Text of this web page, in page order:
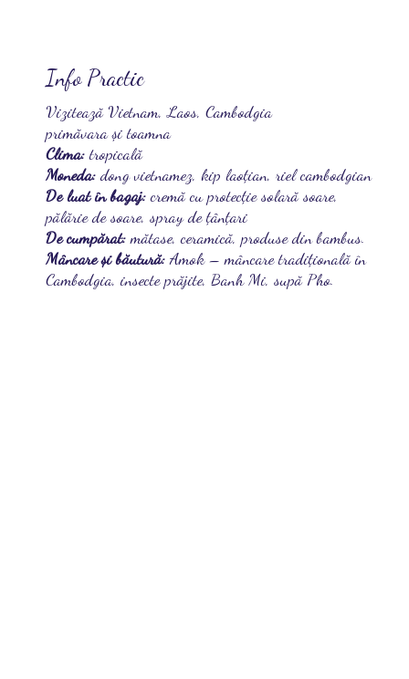
Info Practic
Vizitează Vietnam, Laos, Cambodgia
primăvara și toamna
Clima:tropicală
Moneda:dong vietnamez, kip laoțian, riel cambodgian
De luat în bagaj:cremă cu protecție solară soare,
pălărie de soare, spray de țânțari
De cumpărat:mătase, ceramică, produse din bambus.
Mâncare și băutură: Amok – mâncare tradițională în
Cambodgia, insecte prăjite, Banh Mi, supă Pho.